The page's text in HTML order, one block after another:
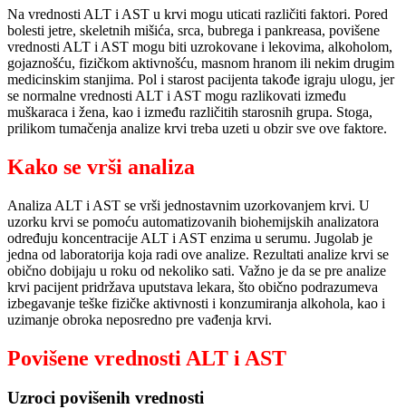
Na vrednosti ALT i AST u krvi mogu uticati različiti faktori. Pored
bolesti jetre, skeletnih mišića, srca, bubrega i pankreasa, povišene
vrednosti ALT i AST mogu biti uzrokovane i lekovima, alkoholom,
gojaznošću, fizičkom aktivnošću, masnom hranom ili nekim drugim
medicinskim stanjima. Pol i starost pacijenta takođe igraju ulogu, jer
se normalne vrednosti ALT i AST mogu razlikovati između
muškaraca i žena, kao i između različitih starosnih grupa. Stoga,
prilikom tumačenja analize krvi treba uzeti u obzir sve ove faktore.
Kako se vrši analiza
Analiza ALT i AST se vrši jednostavnim uzorkovanjem krvi. U
uzorku krvi se pomoću automatizovanih biohemijskih analizatora
određuju koncentracije ALT i AST enzima u serumu. Jugolab je
jedna od laboratorija koja radi ove analize. Rezultati analize krvi se
obično dobijaju u roku od nekoliko sati. Važno je da se pre analize
krvi pacijent pridržava uputstava lekara, što obično podrazumeva
izbegavanje teške fizičke aktivnosti i konzumiranja alkohola, kao i
uzimanje obroka neposredno pre vađenja krvi.
Povišene vrednosti ALT i AST
Uzroci povišenih vrednosti